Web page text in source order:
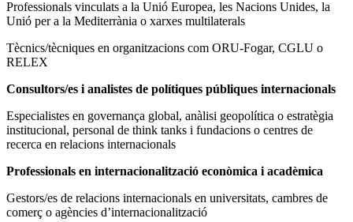
Professionals vinculats a la Unió Europea, les Nacions Unides, la
Unió per a la Mediterrània o xarxes multilaterals
Tècnics/tècniques en organitzacions com ORU-Fogar, CGLU o
RELEX
Consultors/es i analistes de polítiques públiques internacionals
Especialistes en governança global, anàlisi geopolítica o estratègia
institucional, personal de think tanks i fundacions o centres de
recerca en relacions internacionals
Professionals en internacionalització econòmica i acadèmica
Gestors/es de relacions internacionals en universitats, cambres de
comerç o agències d’internacionalització